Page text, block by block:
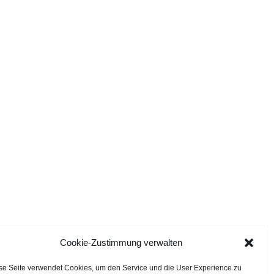
Cookie-Zustimmung verwalten
Seite verwendet Cookies, um den Service und die User Experience zu